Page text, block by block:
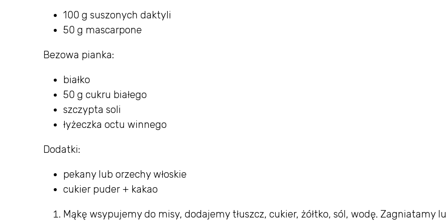
100 g suszonych daktyli
50 g mascarpone
Bezowa pianka:
białko
50 g cukru białego
szczypta soli
łyżeczka octu winnego
Dodatki:
pekany lub orzechy włoskie
cukier puder + kakao
Mąkę wsypujemy do misy, dodajemy tłuszcz, cukier, żółtko, sól, wodę. Zagniatamy